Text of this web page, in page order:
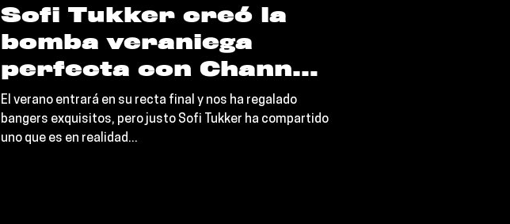
Sofi Tukker creó la
bomba veraniega
perfecta con Channel
Tres en “Cafuné”
El verano entrará en su recta final y nos ha regalado
bangers exquisitos, pero justo Sofi Tukker ha compartido
uno que es en realidad...